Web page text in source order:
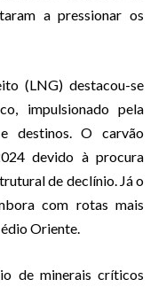
a pressionar os
(LNG) destacou-se
impulsionado pela
destinos. O carvão
devido à procura
de declínio. Já o
com rotas mais
Oriente.
de minerais críticos